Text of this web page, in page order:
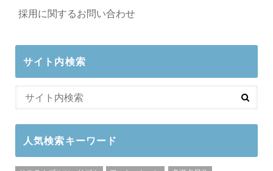
採用に関するお問い合わせ
サイト内検索
人気検索キーワード